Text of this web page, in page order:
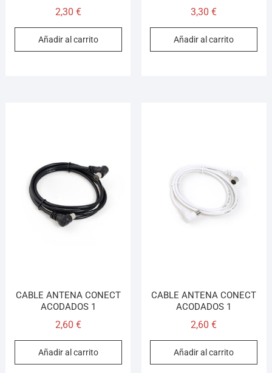
2,30 €
Añadir al carrito
3,30€
Añadir al carrito
CABLE ANTENA CONECT
ACODADOS 1
2,60 €
Añadir al carrito
CABLE ANTENA CONECT
ACODADOS 1
2,60€
Añadir al carrito
aunque no sepas el nombre exacto